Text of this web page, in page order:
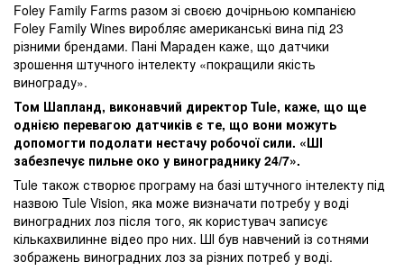
Foley Family Farms разом зі своєю дочірньою компанією
Foley Family Wines виробляє американські вина під 23
різними брендами. Пані Мараден каже, що датчики
зрошення штучного інтелекту «покращили якість
винограду».
Том Шапланд, виконавчий директор Tule, каже, що ще
однією перевагою датчиків є те, що вони можуть
допомогти подолати нестачу робочої сили. «ШІ
забезпечує пильне око у винограднику 24/7».
Tule також створює програму на базі штучного інтелекту під
назвою Tule Vision, яка може визначати потребу у воді
виноградних лоз після того, як користувач записує
кількахвилинне відео про них. ШІ був навчений із сотнями
зображень виноградних лоз за різних потреб у воді.